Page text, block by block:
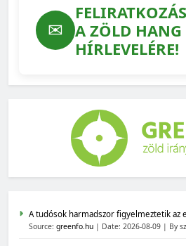
✉
FELIRATKOZÁS
A ZÖLD HANG
HÍRLEVELÉRE!
A tudósok harmadszor figyelmeztetik az
Source: greenfo.hu Date: 2026-08-09 By